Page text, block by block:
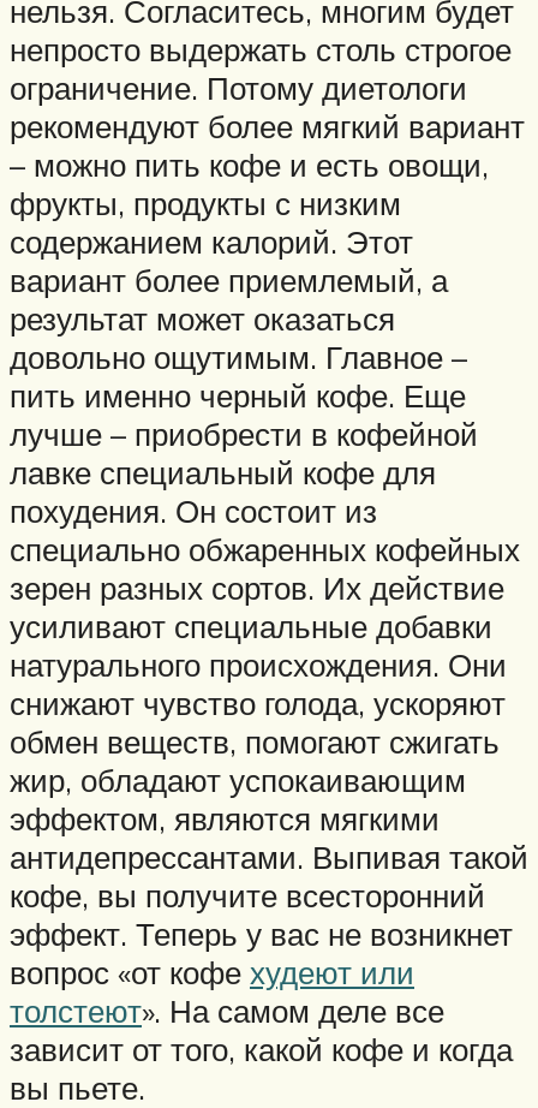
нельзя. Согласитесь, многим будет
непросто выдержать столь строгое
ограничение. Потому диетологи
рекомендуют более мягкий вариант
– можно пить кофе и есть овощи,
фрукты, продукты с низким
содержанием калорий. Этот
вариант более приемлемый, а
результат может оказаться
довольно ощутимым. Главное –
пить именно черный кофе. Еще
лучше – приобрести в кофейной
лавке специальный кофе для
похудения. Он состоит из
специально обжаренных кофейных
зерен разных сортов. Их действие
усиливают специальные добавки
натурального происхождения. Они
снижают чувство голода, ускоряют
обмен веществ, помогают сжигать
жир, обладают успокаивающим
эффектом, являются мягкими
антидепрессантами. Выпивая такой
кофе, вы получите всесторонний
эффект. Теперь у вас не возникнет
вопрос «от кофе худеют или
толстеют». На самом деле все
зависит от того, какой кофе и когда
вы пьете.